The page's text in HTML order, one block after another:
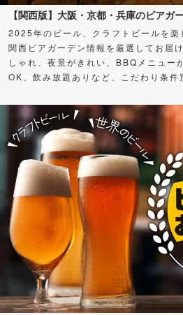
【関西版】大阪・京都・兵庫のビアガ
2025年のビール、クラフトビールを楽
関西ビアガーデン情報を厳選してお届
しゃれ、夜景がきれい、BBQメニュー
OK、飲み放題ありなど、こだわり条件